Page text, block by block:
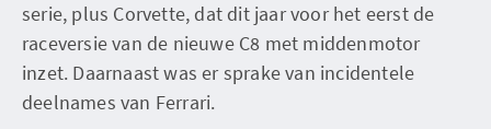
serie, plus Corvette, dat dit jaar voor het eerst de
raceversie van de nieuwe C8 met middenmotor
inzet. Daarnaast was er sprake van incidentele
deelnames van Ferrari.